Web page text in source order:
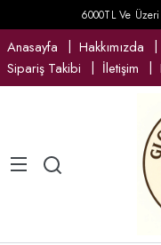
6000TL Ve
Anasayfa Hakkımızda
Sipariş Takibi
İletişim